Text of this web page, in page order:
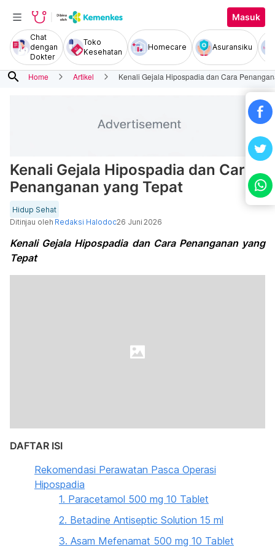
Masuk
Chat
dengan
Dokter
Toko
Kesehatan
Homecare Asuransiku
search Home Artikel Kenali Gejala Hipospadia dan Cara
Kenali Gejala Hipospadia dan Cara
Penanganan yang Tepat
Hidup Sehat
Ditinjau oleh Redaksi Halodoc26 Juni 2026
Kenali Gejala Hipospadia dan Cara Penanganan yang
Tepat
DAFTAR ISI
Rekomendasi Perawatan Pasca Operasi
Hipospadia
1. Paracetamol 500 mg 10 Tablet
2. Betadine Antiseptic Solution 15 ml
3. Asam Mefenamat 500 mg 10 Tablet